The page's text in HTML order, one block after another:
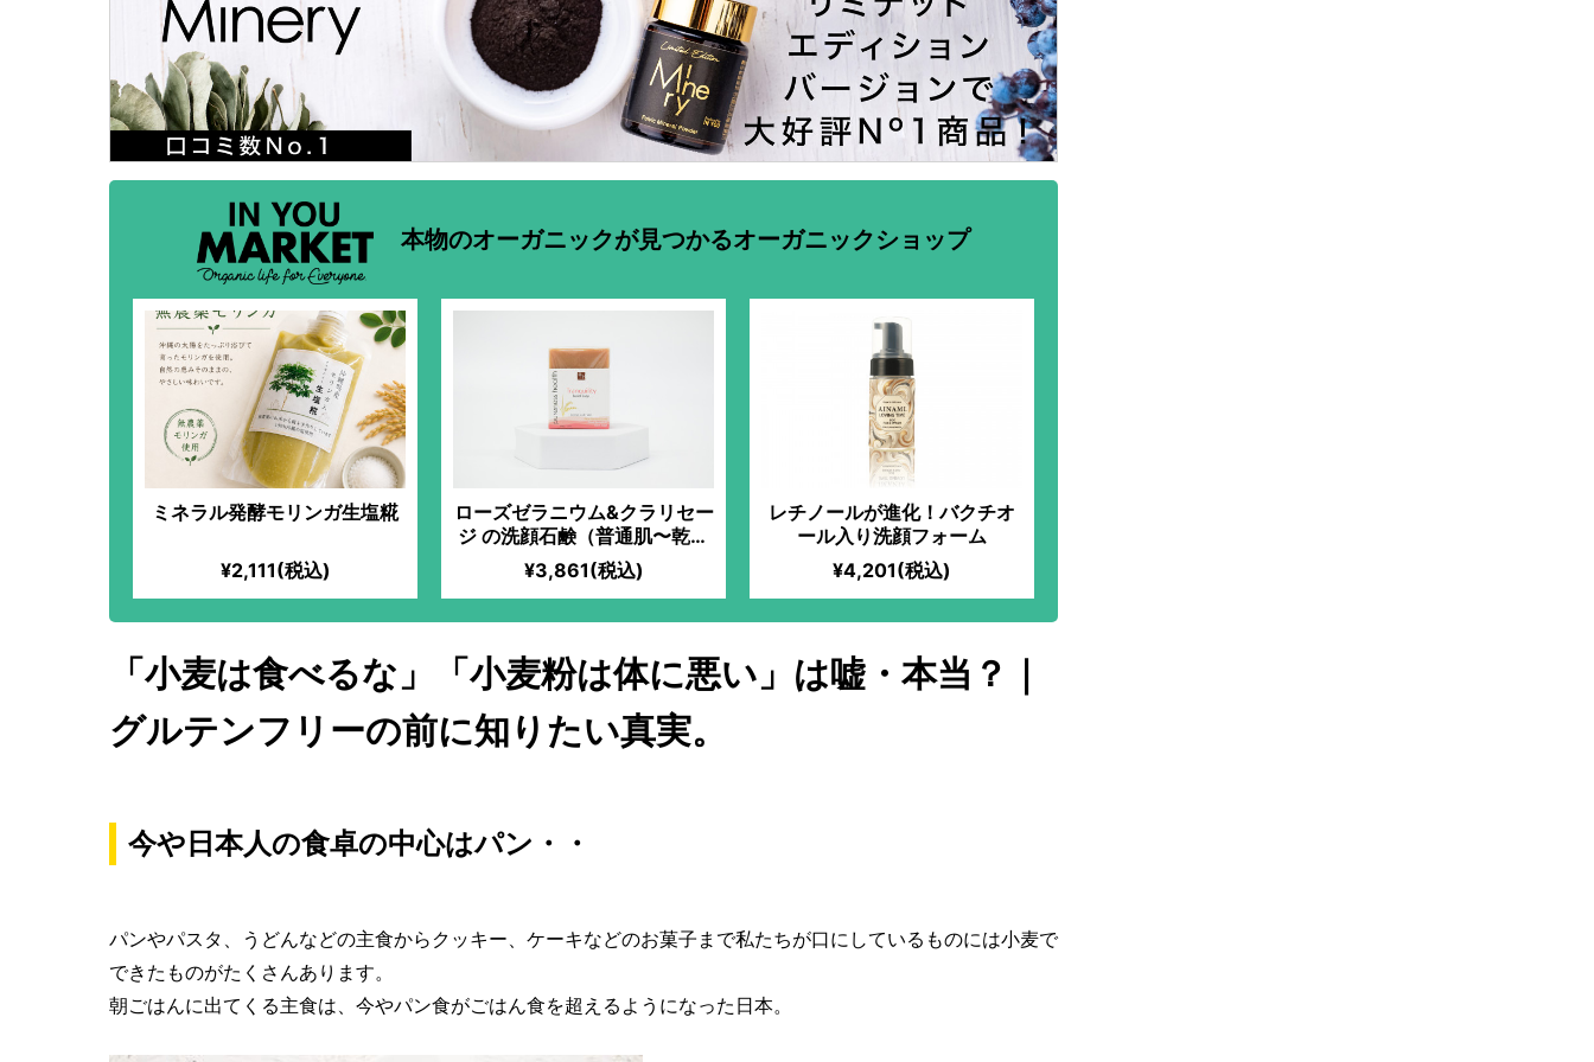
本物のオーガニックが見つかるオーガニックショップ
ミネラル発酵モリンガ生塩糀
¥2,111(税込)
ローズゼラニウム&クラリセー
ジ の洗顔石鹸（普通肌〜乾燥
肌用）
¥3,861(税込)
レチノールが進化！バクチオ
ール入り洗顔フォーム
¥4,201(税込)
「小麦は食べるな」「小麦粉は体に悪い」は嘘・本当？｜
グルテンフリーの前に知りたい真実。
今や日本人の食卓の中心はパン・・
パンやパスタ、うどんなどの主食からクッキー、ケーキなどのお菓子まで私たちが口にしているものには小麦で
できたものがたくさんあります。
朝ごはんに出てくる主食は、今やパン食がごはん食を超えるようになった日本。